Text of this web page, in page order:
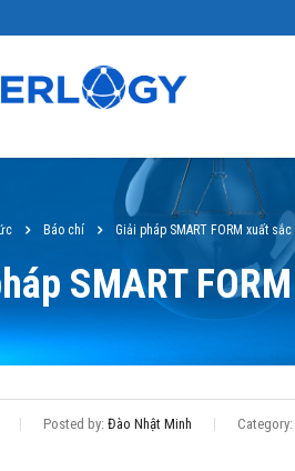
Báo chí Giải pháp SMART FORM xuất
SMART
Posted by: Đào Nhật Minh Category: